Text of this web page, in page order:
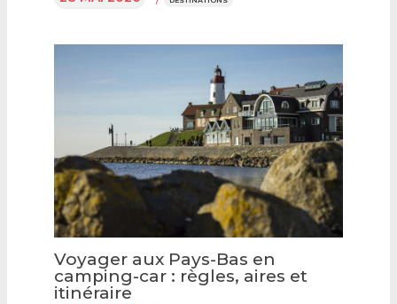
Voyager aux Pays-Bas en
camping-car : règles, aires et
itinéraire